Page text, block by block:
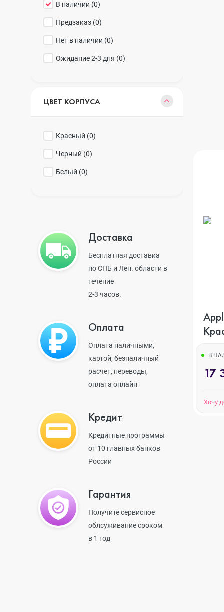
Sony
Xiaomi
iPhone 14 Pro
В наличии (0)
Предзаказ (0)
Нет в наличии (0)
Ожидание 2-3 дня (0)
ЦВЕТ КОРПУСА
Красный (0)
Черный (0)
Белый (0)
Доставка
Бесплатная доставка
по СПБ и Лен. области в
течение
2-3 часов.
Оплата
Оплата наличными,
картой, безналичный
расчет, переводы,
оплата онлайн
Кредит
Кредитные программы
от 10 главных банков
России
Гарантия
Получите сервисное
облсуживание сроком
в 1 год
Apple
В
17
Хочу